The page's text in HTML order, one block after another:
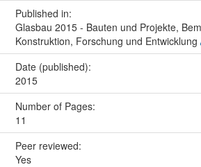
Published in:
Glasbau 2015 - Bauten und Projekte,
Konstruktion, Forschung und Entwicklung
Date (published):
2015
Number of Pages:
11
Peer reviewed:
Yes